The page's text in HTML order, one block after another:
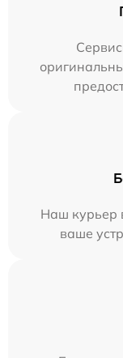
Наш курьер
ваше